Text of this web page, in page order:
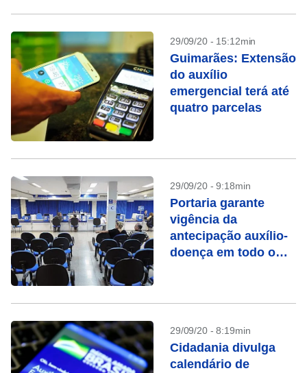
29/09/20 - 15:12min
Guimarães: Extensão
do auxílio
emergencial terá até
quatro parcelas
29/09/20 - 9:18min
Portaria garante
vigência da
antecipação auxílio-
doença em todo o
29/09/20 - 8:19min
Cidadania divulga
calendário de